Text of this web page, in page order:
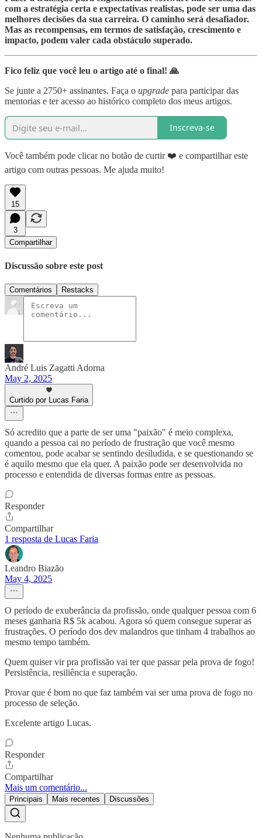
com a estratégia certa e expectativas realistas, pode ser uma das
melhores decisões da sua carreira. O caminho será desafiador.
Mas as recompensas, em termos de satisfação, crescimento e
impacto, podem valer cada obstáculo superado.
Fico feliz que você leu o artigo até o final! 🙏
Se junte a 2750+ assinantes. Faça o upgrade para participar das
mentorias e ter acesso ao histórico completo dos meus artigos.
Inscreva-se
Você também pode clicar no botão de curtir ❤️ e compartilhar este
artigo com outras pessoas. Me ajuda muito!
15
3
Compartilhar
Discussão sobre este post
Comentários Restacks
André Luis Zagatti Adorna
May 2, 2025
Curtido por Lucas Faria
Só acredito que a parte de ser uma "paixão" é meio complexa,
quando a pessoa cai no período de frustração que você mesmo
comentou, pode acabar se sentindo desiludida, e se questionando se
é aquilo mesmo que ela quer. A paixão pode ser desenvolvida no
processo e entendida de diversas formas entre as pessoas.
Responder
Compartilhar
1 resposta de Lucas Faria
Leandro Biazão
May 4, 2025
O período de exuberância da profissão, onde qualquer pessoa com 6
meses ganharia R$ 5k acabou. Agora só quem consegue superar as
frustrações. O período dos dev malandros que tinham 4 trabalhos ao
mesmo tempo também.
Quem quiser vir pra profissão vai ter que passar pela prova de fogo!
Persistência, resiliência e superação.
Provar que é bom no que faz também vai ser uma prova de fogo no
processo de seleção.
Excelente artigo Lucas.
Responder
Compartilhar
Mais um comentário...
Principais Mais recentes Discussões